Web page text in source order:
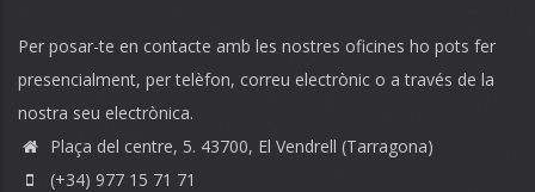
Per posar-te en contacte amb les nostres oficines ho pots fer
presencialment, per telèfon, correu electrònic o a través de la
nostra seu electrònica.
Plaça del centre, 5. 43700, El Vendrell (Tarragona)
(+34) 977 15 71 71